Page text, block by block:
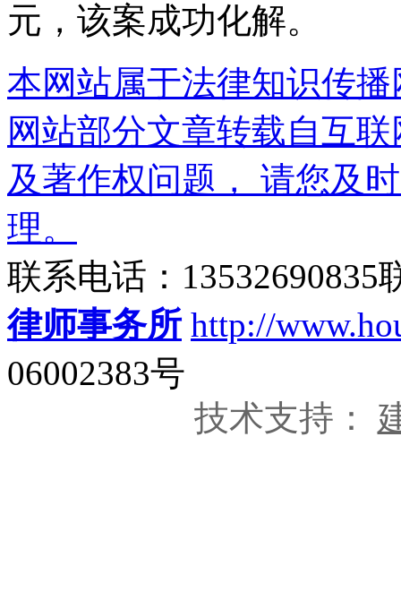
元，该案成功化解。
本网站属于法律知识传
网站部分文章转载自互
及著作权问题， 请您及
理。
联系电话：
律师事务所 http://
06002383号
技术支持：